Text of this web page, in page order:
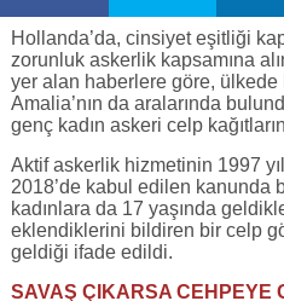
Hollanda’da, cinsiyet eşitliği
zorunluk askerlik kapsamına
yer alan haberlere göre,
Amalia’nın da aralarında
genç kadın askeri celp
Aktif askerlik hizmetinin 1997
2018’de kabul edilen kanunda
kadınlara da 17 yaşında
eklendiklerini bildiren bir celp
geldiği ifade edildi.
SAVAŞ ÇIKARSA CEHPEYE